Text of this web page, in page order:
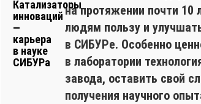
на протяжении почти 10
людям пользу и
в СИБУРе. Особенно
в лаборатории
завода, оставить свой
получения научного